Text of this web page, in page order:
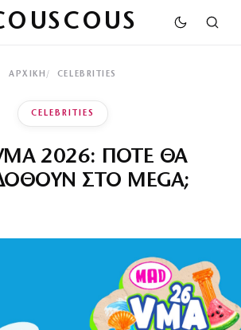
ΑΡΧΙΚΉ CELEBRITIES
CELEBRITIES
2026: ΠΟΤΕ ΘΑ
ΣΤΟ MEGA;